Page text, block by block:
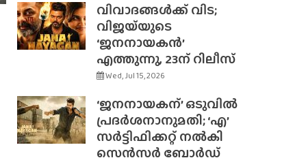
വിവാദങ്ങൾക്ക് വിട;
വിജയ്‌യുടെ
‘ജനനായകൻ’
എത്തുന്നു, 23ന് റിലീസ്
Wed, Jul 15, 2026
‘ജനനായകന്’ ഒടുവിൽ
പ്രദർശനാനുമതി; ‘എ’
സർട്ടിഫിക്കറ്റ് നൽകി
സെൻസർ ബോർഡ്